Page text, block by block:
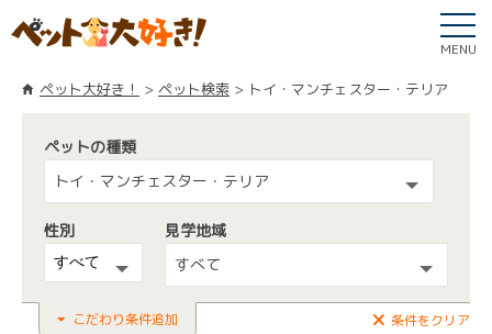
MENU
ペット大好き！ ペット検索 トイ・マンチェスター・テリア
ペットの種類
トイ・マンチェスター・テリア
性別
見学地域
すべて
こだわり条件追加 条件をクリア